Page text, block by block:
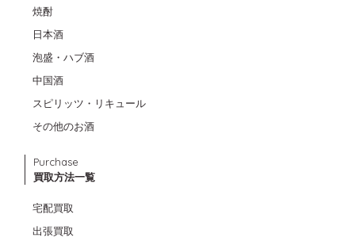
焼酎
日本酒
泡盛・ハブ酒
中国酒
スピリッツ・リキュール
その他のお酒
Purchase
買取方法一覧
宅配買取
出張買取